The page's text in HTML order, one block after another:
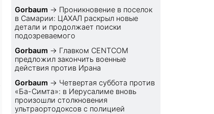
Gorbaum → Проникновение в поселок
в Самарии: ЦАХАЛ раскрыл новые
детали и продолжает поиски
подозреваемого
Gorbaum → Главком CENTCOM
предложил закончить военные
действия против Ирана
Gorbaum → Четвертая суббота против
«Ба-Симта»: в Иерусалиме вновь
произошли столкновения
ультраортодоксов с полицией